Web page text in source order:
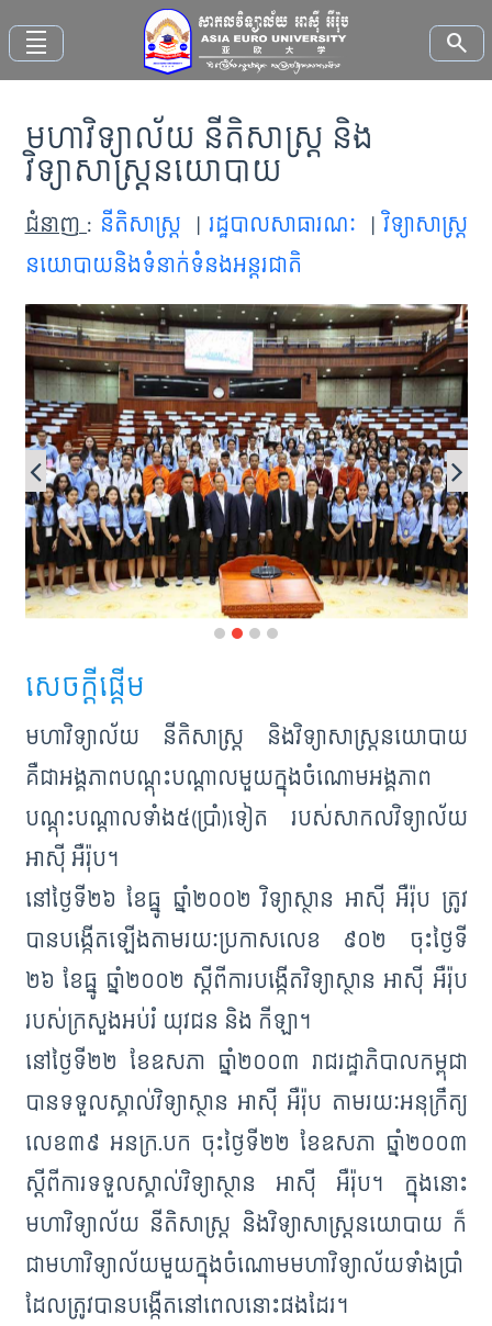
density_small search
ទំព័រ
ដើម
អំពី
សអអ
មហាវិទ្យាល័យ
សិក្សា
នៅ
ទីនេះ
ព័ត៌មាន
និង
ព្រឹត្តិការណ៍
ចូល
រួម
យើង
ការ
បោះពុម្ព
ផ្សាយ
មហាវិទ្យាល័យ នីតិសាស្ត្រ និង
វិទ្យាសាស្ត្រនយោបាយ
ជំនាញ: នីតិសាស្ត្រ | រដ្ឋបាលសាធារណៈ |វិទ្យាសាស្ត្រ
នយោបាយនិងទំនាក់ទំនងអន្តរជាតិ
សេចក្តីផ្តើម
មហាវិទ្យាល័យ នីតិសាស្ត្រ និងវិទ្យាសាស្រ្តនយោបាយ
គឺជាអង្គភាពបណ្តុះបណ្តាលមួយក្នុងចំណោមអង្គភាព
បណ្តុះបណ្តាលទាំង៥(ប្រាំ)ទៀត របស់សាកលវិទ្យាល័យ
អាស៊ី អឺរ៉ុប។
នៅថ្ងៃទី២៦ ខែធ្នូ ឆ្នាំ២០០២ វិទ្យាស្ថាន អាស៊ី អឺរ៉ុប ត្រូវ
បានបង្កើតឡើងតាមរយៈប្រកាសលេខ ៩០២ ចុះថ្ងៃទី
២៦ ខែធ្នូ ឆ្នាំ២០០២ ស្ដីពីការបង្កើតវិទ្យាស្ថាន អាស៊ី អឺរ៉ុប
របស់ក្រសួងអប់រំ យុវជន និង កីឡា។
នៅថ្ងៃទី២២ ខែឧសភា ឆ្នាំ២០០៣ រាជរដ្ឋាភិបាលកម្ពុជា
បានទទួលស្គាល់វិទ្យាស្ថាន អាស៊ី អឺរ៉ុប តាមរយៈអនុក្រឹត្យ
លេខ៣៩ អនក្រ.បក ចុះថ្ងៃទី២២ ខែឧសភា ឆ្នាំ២០០៣
ស្ដីពីការទទួលស្គាល់វិទ្យាស្ថាន អាស៊ី អឺរ៉ុប។ ក្នុងនោះ
មហាវិទ្យាល័យ នីតិសាស្ដ្រ និងវិទ្យាសាស្ដ្រនយោបាយ ក៏
ជាមហាវិទ្យាល័យមួយក្នុងចំណោមមហាវិទ្យាល័យទាំងប្រាំ
ដែលត្រូវបានបង្កើតនៅពេលនោះផងដែរ។